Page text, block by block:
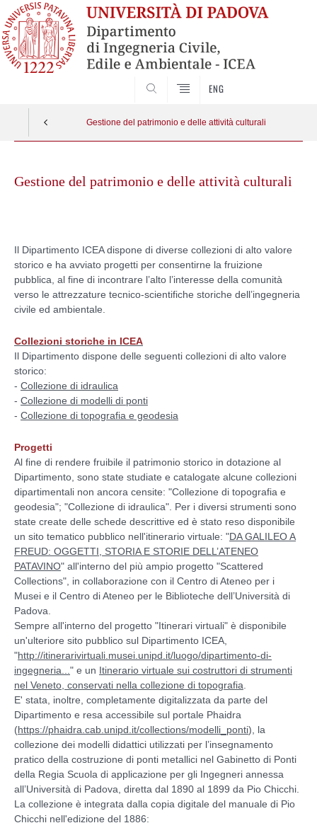
ENG
Gestione del patrimonio e delle attività culturali
contentGestione del patrimonio e delle attività culturali
Il Dipartimento ICEA dispone di diverse collezioni di alto valore
storico e ha avviato progetti per consentirne la fruizione
pubblica, al fine di incontrare l’alto l’interesse della comunità
verso le attrezzature tecnico-scientifiche storiche dell’ingegneria
civile ed ambientale.
Collezioni storiche in ICEA
Il Dipartimento dispone delle seguenti collezioni di alto valore
storico:
- Collezione di idraulica
- Collezione di modelli di ponti
- Collezione di topografia e geodesia
Progetti
Al fine di rendere fruibile il patrimonio storico in dotazione al
Dipartimento, sono state studiate e catalogate alcune collezioni
dipartimentali non ancora censite: "Collezione di topografia e
geodesia"; "Collezione di idraulica". Per i diversi strumenti sono
state create delle schede descrittive ed è stato reso disponibile
un sito tematico pubblico nell'itinerario virtuale: "DA GALILEO A
FREUD: OGGETTI, STORIA E STORIE DELL’ATENEO
PATAVINO" all'interno del più ampio progetto "Scattered
Collections", in collaborazione con il Centro di Ateneo per i
Musei e il Centro di Ateneo per le Biblioteche dell’Università di
Padova.
Sempre all'interno del progetto "Itinerari virtuali" è disponibile
un'ulteriore sito pubblico sul Dipartimento ICEA,
"http://itinerarivirtuali.musei.unipd.it/luogo/dipartimento-di-
ingegneria... " e un Itinerario virtuale sui costruttori di strumenti
nel Veneto, conservati nella collezione di topografia
E' stata, inoltre, completamente digitalizzata da parte del
Dipartimento e resa accessibile sul portale Phaidra
(https://phaidra.cab.unipd.it/collections/modelli_ponti), la
collezione dei modelli didattici utilizzati per l’insegnamento
pratico della costruzione di ponti metallici nel Gabinetto di Ponti
della Regia Scuola di applicazione per gli Ingegneri annessa
all’Università di Padova, diretta dal 1890 al 1899 da Pio Chicchi.
La collezione è integrata dalla copia digitale del manuale di Pio
Chicchi nell'edizione del 1886: